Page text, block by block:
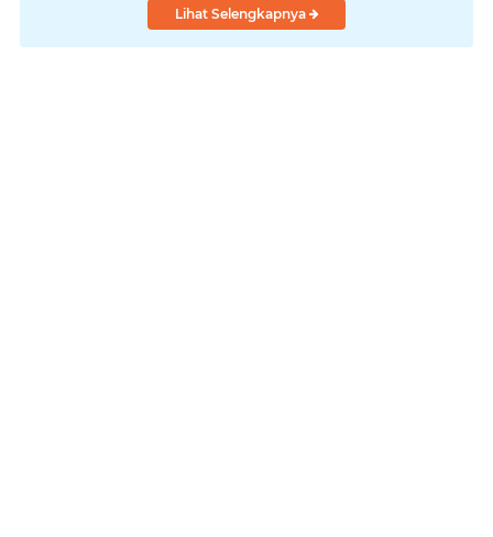
Lihat Selengkapnya